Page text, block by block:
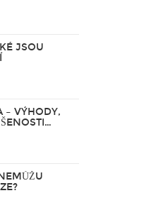
JSOU
– VÝHODY,